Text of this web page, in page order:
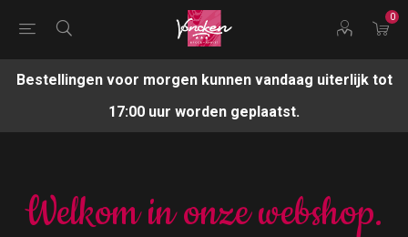
0
Bestellingen voor morgen kunnen vandaag uiterlijk tot
17:00 uur worden geplaatst.
Welkom in onze webshop.